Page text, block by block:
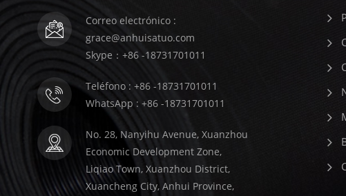
Correo electrónico :
grace@anhuisatuo.com
Skype：+86 -18731701011
Teléfono : +86 -18731701011
WhatsApp : +86 -18731701011
No. 28, Nanyihu Avenue, Xuanzhou
Economic Development Zone,
Liqiao Town, Xuanzhou District,
Xuancheng City, Anhui Province,